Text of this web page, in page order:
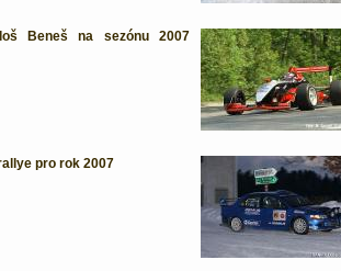
Beneš na sezónu 2007
pro rok 2007